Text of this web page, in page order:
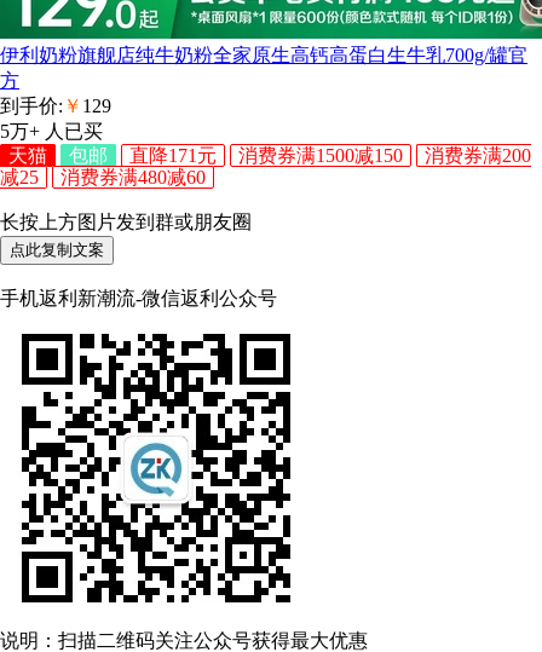
伊利奶粉旗舰店纯牛奶粉全家原生高钙高蛋白生牛乳700g/罐官
方
到手价: ￥ 129
5万+ 人已买
天猫
包邮 直降171元 消费券满1500减150
消费券满200
减25
消费券满480减60
长按上方图片发到群或朋友圈
点此复制文案
手机返利新潮流-微信返利公众号
说明：扫描二维码关注公众号获得最大优惠